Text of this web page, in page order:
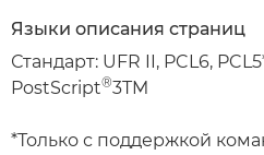
Языки описания страниц
Стандарт: UFR II, PCL6,
PostScript®3TM
*Только с поддержкой